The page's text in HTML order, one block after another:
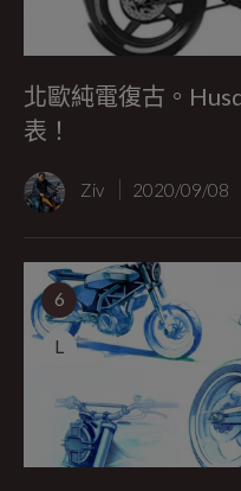
北歐純電復古。
表！
Ziv 2020/09/08
6
L